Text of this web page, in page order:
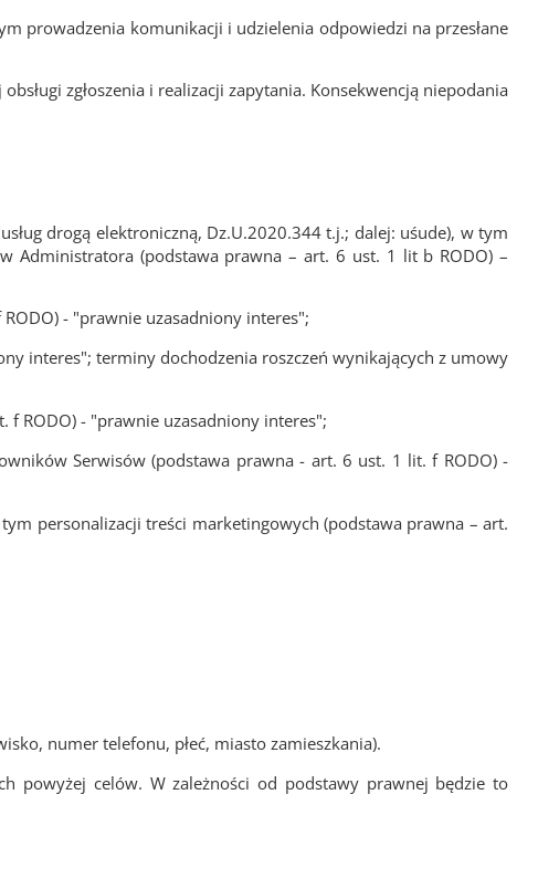
prowadzenia komunikacji i udzielenia odpowiedzi na przesłane
zgłoszenia i realizacji zapytania. Konsekwencją niepodania
drogą elektroniczną, Dz.U.2020.344 t.j.; dalej: uśude), w tym
Administratora (podstawa prawna – art. 6 ust. 1 lit b RODO) –
- "prawnie uzasadniony interes";
interes"; terminy dochodzenia roszczeń wynikających z umowy
f RODO) - "prawnie uzasadniony interes";
Serwisów (podstawa prawna - art. 6 ust. 1 lit. f RODO) -
personalizacji treści marketingowych (podstawa prawna – art.
numer telefonu, płeć, miasto zamieszkania).
powyżej celów. W zależności od podstawy prawnej będzie to